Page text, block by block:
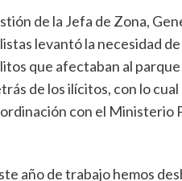
de la Jefa de Zona,
levantó la necesidad
que afectaban al
de los ilícitos, con lo
con el Ministerio
año de trabajo hemos